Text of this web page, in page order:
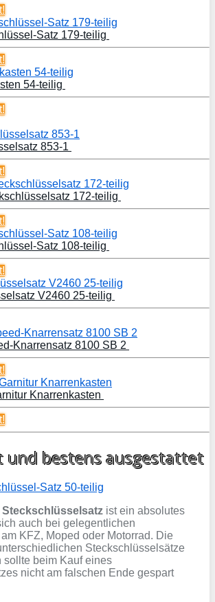
Satz 179-teilig
54-teilig
853-1
172-teilig
Satz 108-teilig
V2460 25-teilig
Knarrensatz 8100 SB 2
Knarrenkasten
bestens ausgestattet
ist ein absolutes
auch bei gelegentlichen
KFZ, Moped oder Motorrad. Die
Steckschlüsselsätze
sollte beim Kauf eines
nicht am falschen Ende gespart